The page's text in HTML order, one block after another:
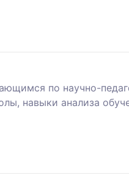
по научно-
навыки анализа